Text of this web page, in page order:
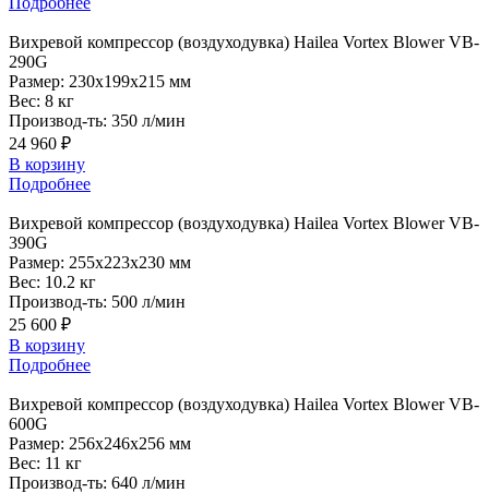
Вихревой компрессор (воздуходувка) Hailea Vortex Blower VB-
290G
Размер: 230x199x215 мм
Вес: 8 кг
Производ-ть: 350 л/мин
24 960 ₽
В корзину
Подробнее
Вихревой компрессор (воздуходувка) Hailea Vortex Blower VB-
390G
Размер: 255x223x230 мм
Вес: 10.2 кг
Производ-ть: 500 л/мин
25 600 ₽
В корзину
Подробнее
Вихревой компрессор (воздуходувка) Hailea Vortex Blower VB-
600G
Размер: 256x246x256 мм
Вес: 11 кг
Производ-ть: 640 л/мин